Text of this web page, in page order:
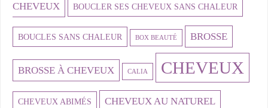
CHEVEUX BOUCLER SES CHEVEUX SANS CHALEUR
BOUCLES SANS CHALEUR BOX BEAUTÉ BROSSE
BROSSE À CHEVEUX CALIA CHEVEUX
CHEVEUX ABIMÉS CHEVEUX AU NATUREL